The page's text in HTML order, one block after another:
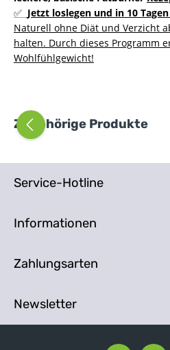
✅ Jetzt loslegen und in 10
Naturell ohne Diät und Verzicht
halten. Durch dieses Programm
Wohlfühlgewicht!
Produktgalerie überspringen
Zugehörige Produkte
Service-Hotline
Informationen
Zahlungsarten
Newsletter